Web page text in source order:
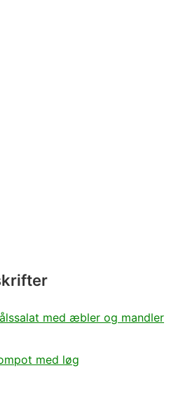
med æbler og mandler
med løg